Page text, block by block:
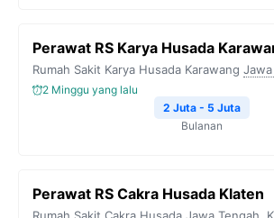
Perawat RS Karya Husada
Rumah Sakit Karya Husada Karawang
2 Minggu yang lalu
2 Juta - 5 Juta
Bulanan
Perawat RS Cakra Husada Klaten